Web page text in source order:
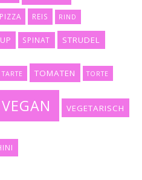
PIZZA REIS RIND
SPINAT STRUDEL
TARTE TOMATEN TORTE
VEGAN VEGETARISCH